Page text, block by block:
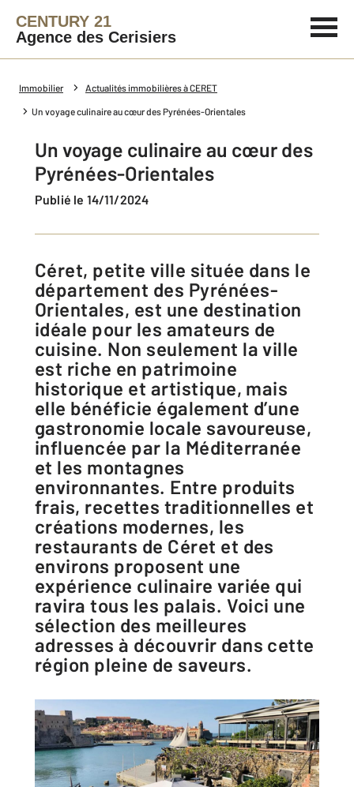
CENTURY 21
Agence des Cerisiers
Immobilier Actualités immobilières à CERET
Un voyage culinaire au cœur des Pyrénées-Orientales
Un voyage culinaire au cœur des
Pyrénées-Orientales
Publié le 14/11/2024
Céret, petite ville située dans le
département des Pyrénées-
Orientales, est une destination
idéale pour les amateurs de
cuisine. Non seulement la ville
est riche en patrimoine
historique et artistique, mais
elle bénéficie également d’une
gastronomie locale savoureuse,
influencée par la Méditerranée
et les montagnes
environnantes. Entre produits
frais, recettes traditionnelles et
créations modernes, les
restaurants de Céret et des
environs proposent une
expérience culinaire variée qui
ravira tous les palais. Voici une
sélection des meilleures
adresses à découvrir dans cette
région pleine de saveurs.